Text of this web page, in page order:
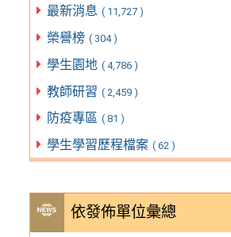
最新消息 ( 11,727 )
榮譽榜 ( 304 )
學生園地 ( 4,786 )
教師研習 ( 2,459 )
防疫專區 ( 81 )
學生學習歷程檔案 ( 62 )
依發佈單位彙總